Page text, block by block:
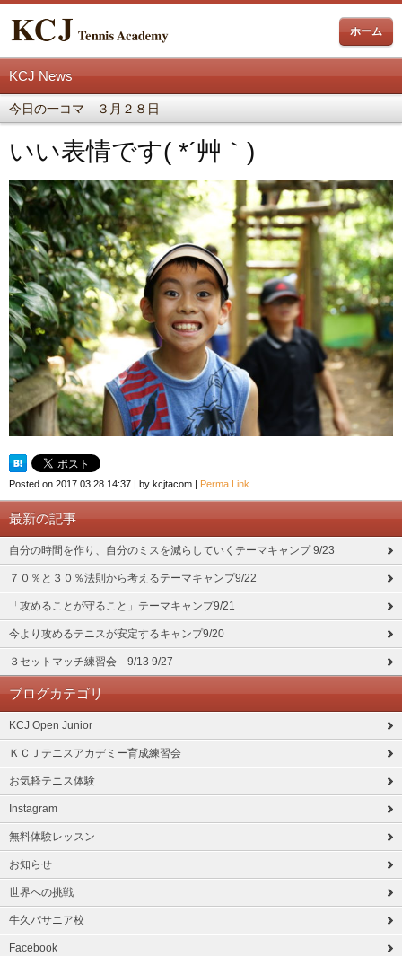
ホーム
KCJ News
今日の一コマ ３月２８日
いい表情です( *´艸｀)
Posted on 2017.03.28 14:37 by kcjtacom Perma Link
最新の記事
自分の時間を作り、自分のミスを減らしていくテーマキャンプ 9/23
７０％と３０％法則から考えるテーマキャンプ9/22
「攻めることが守ること」テーマキャンプ9/21
今より攻めるテニスが安定するキャンプ9/20
３セットマッチ練習会 9/13 9/27
ブログカテゴリ
KCJ Open Junior
ＫＣＪテニスアカデミー育成練習会
お気軽テニス体験
Instagram
無料体験レッスン
お知らせ
世界への挑戦
牛久パサニア校
Facebook